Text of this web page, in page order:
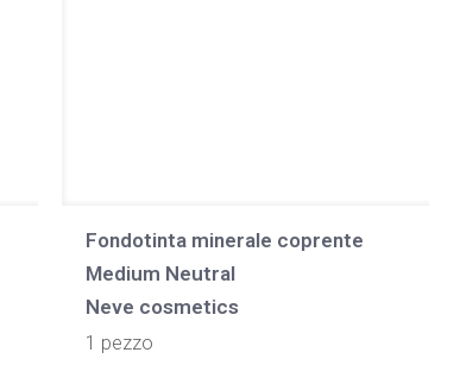
Fondotinta minerale coprente
Medium Neutral
Neve cosmetics
1 pezzo